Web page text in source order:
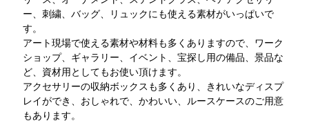
ー、刺繍、バッグ、リュックにも使える素材がいっぱいで
す。
アート現場で使える素材や材料も多くありますので、ワーク
ショップ、ギャラリー、イベント、宝探し用の備品、景品な
ど、資材用としてもお使い頂けます。
アクセサリーの収納ボックスも多くあり、きれいなディスプ
レイができ、おしゃれで、かわいい、ルースケースのご用意
もあります。